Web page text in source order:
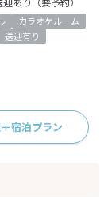
カラオケルーム
送迎有り
宿泊プラン